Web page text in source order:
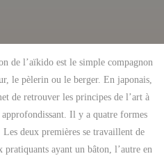
de l’aïkido est le simple compagnon
le pèlerin ou le berger. En japonais,
de retrouver les principes de l’art à
Il y a quatre formes
deux premières se travaillent de
pratiquants ayant un bâton, l’autre en